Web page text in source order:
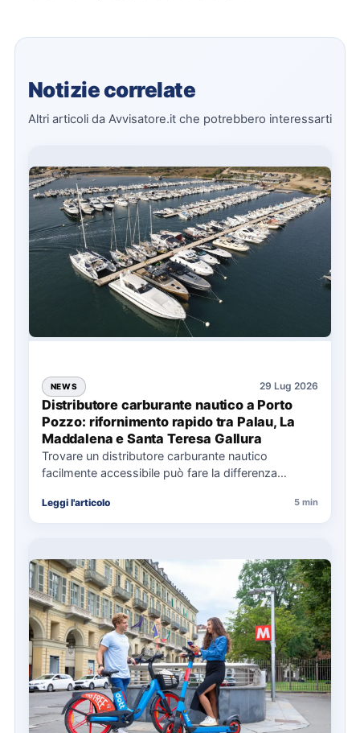
Notizie correlate
Altri articoli da Avvisatore.it che potrebbero interessarti
NEWS 29 Lug 2026
Distributore carburante nautico a Porto
Pozzo: rifornimento rapido tra Palau, La
Maddalena e Santa Teresa Gallura
Trovare un distributore carburante nautico
facilmente accessibile può fare la differenza
soprattutto…
Leggi l'articolo 5 min